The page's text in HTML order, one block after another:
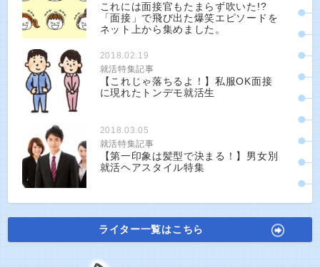
これには面接官もたまらず吹いた!?
「面接」で飛び出た爆笑エピソードを
ネット上から集めました。
2018.02.19
就活特集記事
【これじゃ落ちるよ！】私服OK面接
に現れたトンデモ就活生
2018.03.05
就活特集記事
【第一印象は髪型で決まる！】男女別
就活ヘアスタイル特集
ライター一覧はこちら